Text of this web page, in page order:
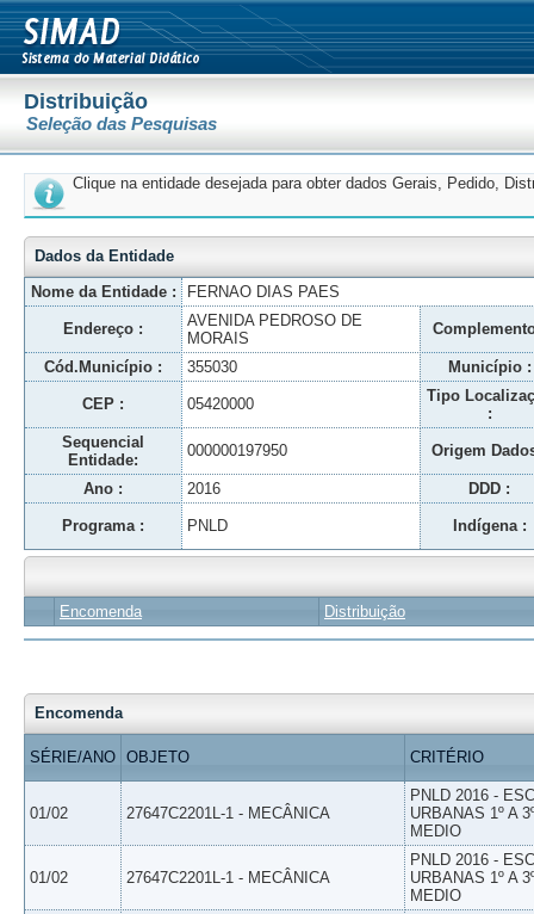
Distribuição
Seleção das Pesquisas
Clique na entidade desejada para obter dados Gerais, Pedido,
Dados da Entidade
Nome da Entidade :
FERNAO DIAS PAES
Endereço :
AVENIDA PEDROSO DE
MORAIS
Cód.Município : 355030 Município :
CEP : 05420000
Tipo
:
Sequencial
Entidade:
000000197950 Origem
Ano : 2016 DDD :
Programa : PNLD Indígena :
Encomenda Distribuição
Encomenda
SÉRIE/ANO OBJETO CRITÉRIO
01/02 27647C2201L-1 - MECÂNICA
PNLD 2016 -
URBANAS 1º A
MEDIO
01/02 27647C2201L-1 - MECÂNICA
PNLD 2016 -
URBANAS 1º A
MEDIO